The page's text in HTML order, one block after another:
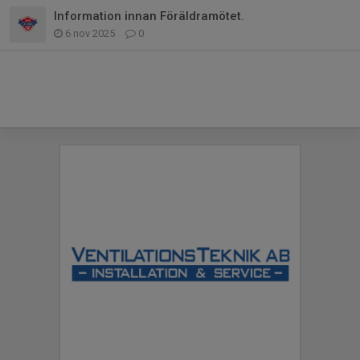
Information innan Föräldramötet.
6 nov 2025 0